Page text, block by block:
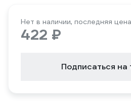
Нет в наличии, последняя цена
422 ₽
Подписаться на